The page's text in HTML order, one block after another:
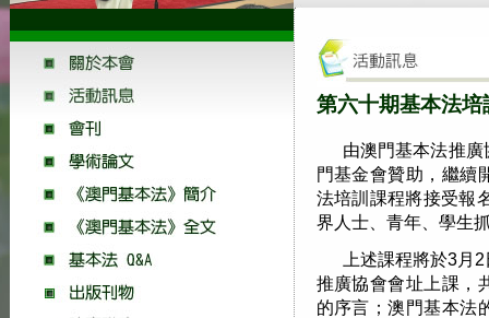
第六十期基本法培
由澳門基本法推
門基金會贊助，繼續
法培訓課程將接受報
界人士、青年、學生
上述課程將於3月 2
推廣協會會址上課，
的序言；澳門基本法